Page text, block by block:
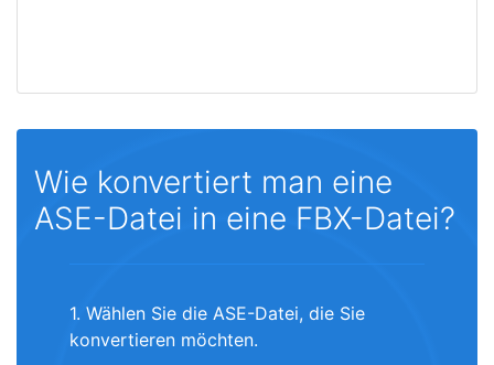
Wie konvertiert man eine
ASE-Datei in eine FBX-Datei?
1. Wählen Sie die ASE-Datei, die Sie
konvertieren möchten.